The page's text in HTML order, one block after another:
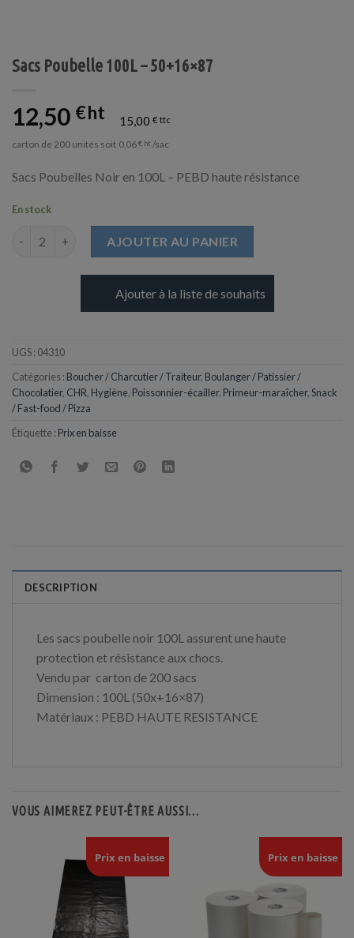
Sacs Poubelle 100L – 50+16×87
12,50 € 15,00 €
carton de 200 unités soit 0,06€ /sac
Sacs Poubelles Noir en 100L – PEBD haute résistance
En stock
AJOUTER AU PANIER
Ajouter à la liste de souhaits
UGS : 04310
Catégories : Boucher / Charcutier / Traiteur, Boulanger / Patissier /
Chocolatier, CHR, Hygiène, Poissonnier-écailler, Primeur-maraîcher,Snack
/ Fast-food / Pizza
Étiquette : Prix en baisse
DESCRIPTION
Les sacs poubelle noir 100L assurent une haute
protection et résistance aux chocs.
Vendu par carton de 200 sacs
Dimension : 100L (50x+16×87)
Matériaux : PEBD HAUTE RESISTANCE
VOUS AIMEREZ PEUT-ÊTRE AUSSI…
Prix en baisse Prix en baisse